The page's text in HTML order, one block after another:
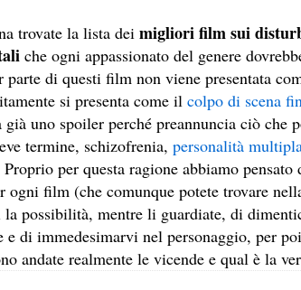
trovate la lista dei migliori film sui
che ogni appassionato del genere
parte di questi film non viene presentata
si presenta come il colpo di scena
già uno spoiler perché preannuncia ciò che
termine, schizofrenia, personalità
per questa ragione abbiamo
ogni film (che comunque potete trovare
possibilità, mentre li guardiate, di
e di immedesimarvi nel personaggio, per
andate realmente le vicende e qual è la